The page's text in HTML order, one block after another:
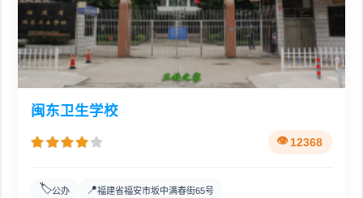
闽东卫生学校
12368
🏷️公办 📍福建省福安市坂中满春街65号